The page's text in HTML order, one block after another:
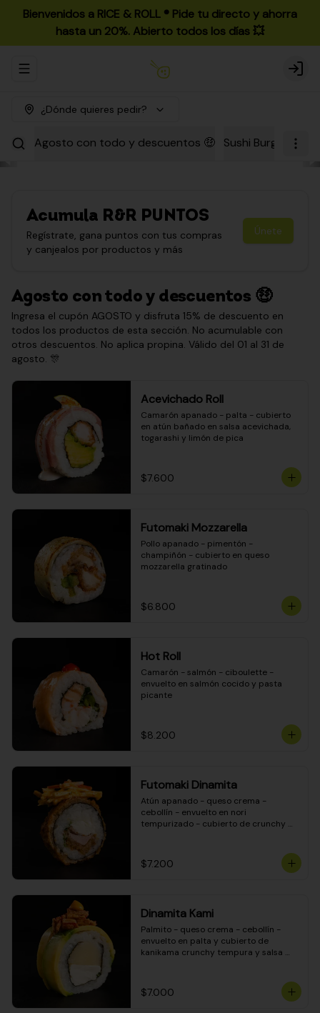
Bienvenidos a RICE & ROLL ®️ Pide tu directo y ahorra
hasta un 20%. Abierto todos los días 💥
Abrir menu de navegación Login
¿Dónde quieres pedir?
Agosto con todo y descuentos 🤑 Sushi Burgers
Acumula R&R PUNTOS
Regístrate, gana puntos con tus compras
y canjealos por productos y más
Únete
Agosto con todo y descuentos 🤑
Ingresa el cupón AGOSTO y disfruta 15% de descuento en
todos los productos de esta sección. No acumulable con
otros descuentos. No aplica propina. Válido del 01 al 31 de
agosto. 🎊
Acevichado Roll
Camarón apanado - palta - cubierto
en atún bañado en salsa acevichada,
togarashi y limón de pica
$7.600
Futomaki Mozzarella
Pollo apanado - pimentón -
champiñón - cubierto en queso
mozzarella gratinado
$6.800
Hot Roll
Camarón - salmón - ciboulette -
envuelto en salmón cocido y pasta
picante
$8.200
Futomaki Dinamita
Atún apanado - queso crema -
cebollín - envuelto en nori
tempurizado - cubierto de crunchy
$7.200
Dinamita Kami
Palmito - queso crema - cebollín -
envuelto en palta y cubierto de
kanikama crunchy tempura y salsa
$7.000